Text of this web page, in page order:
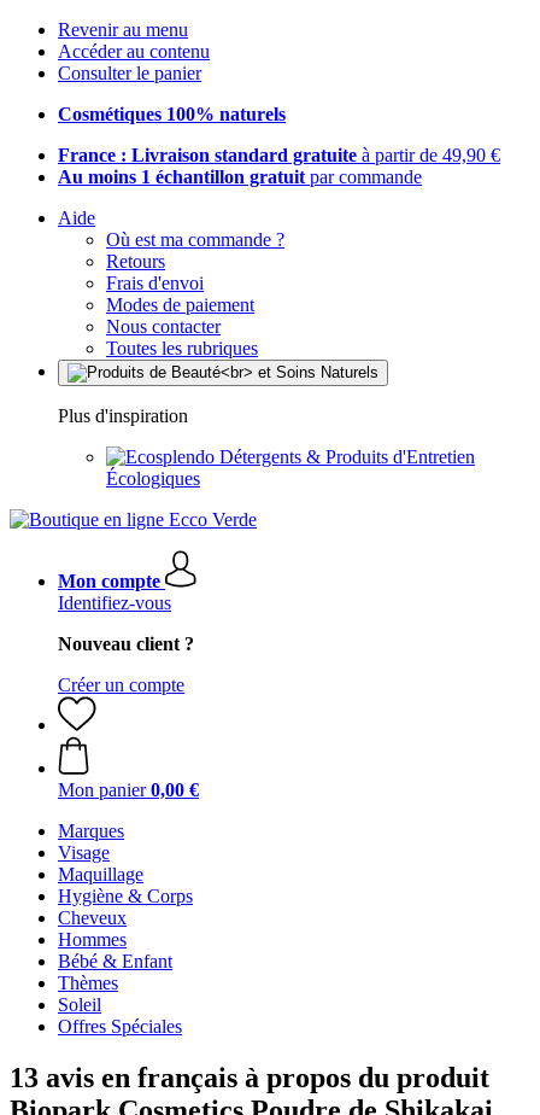
Revenir au menu
Accéder au contenu
Consulter le panier
Cosmétiques 100% naturels
France : Livraison standard gratuite à partir de 49,90 €
Au moins 1 échantillon gratuit par commande
Aide
Où est ma commande ?
Retours
Frais d'envoi
Modes de paiement
Nous contacter
Toutes les rubriques
Plus d'inspiration
Détergents & Produits d'Entretien
Écologiques
Mon compte
Identifiez-vous
Nouveau client ?
Créer un compte
Mon panier 0,00 €
Marques
Visage
Maquillage
Hygiène & Corps
Cheveux
Hommes
Bébé & Enfant
Thèmes
Soleil
Offres Spéciales
13 avis en français à propos du produit